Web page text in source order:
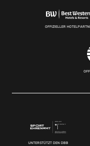
OFFIZIELLER
UNTERSTÜTZT DEN DBB